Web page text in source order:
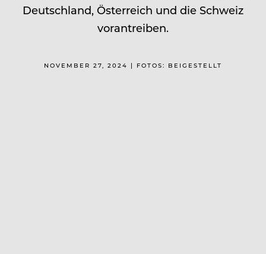
Deutschland, Österreich und die Schweiz
vorantreiben.
NOVEMBER 27, 2024 | FOTOS: BEIGESTELLT